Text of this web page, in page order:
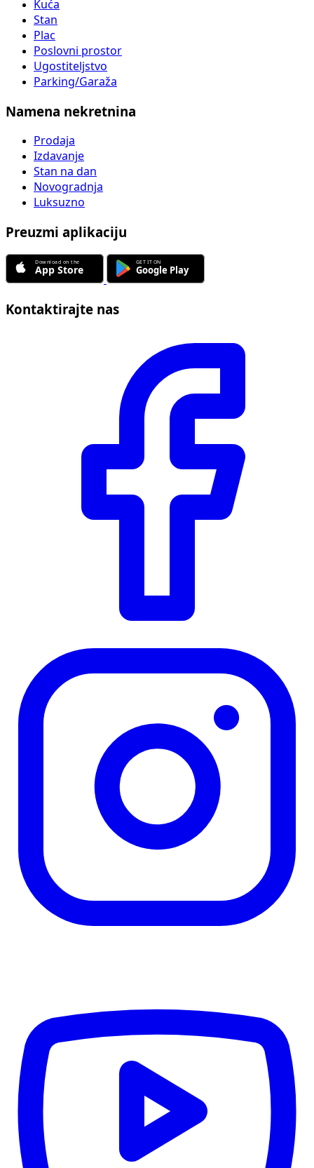
Kuća
Stan
Plac
Poslovni prostor
Ugostiteljstvo
Parking/Garaža
Namena nekretnina
Prodaja
Izdavanje
Stan na dan
Novogradnja
Luksuzno
Preuzmi aplikaciju
Kontaktirajte nas